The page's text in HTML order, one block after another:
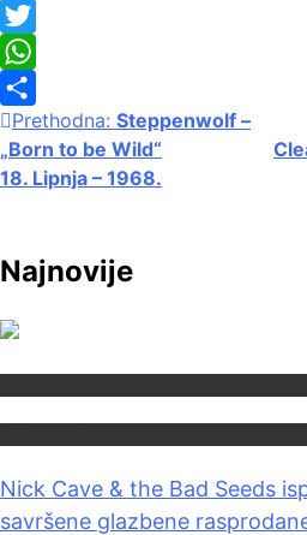
Facebook
Twitter
WhatsApp
Share
Navigacija
objava
Prethodna: Steppenwolf –
„Born to be Wild“
18. Lipnja – 1968.
Najnovije
Nick Cave & the Bad Seeds
savršene glazbene